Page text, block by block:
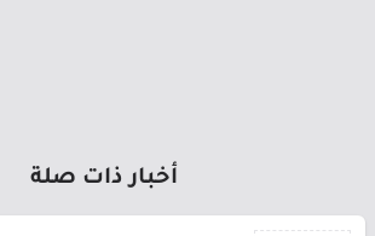
أخبار ذات صلة